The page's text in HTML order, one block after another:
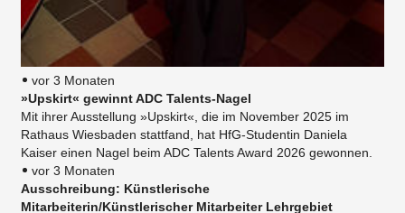
vor 3 Monaten
»Upskirt« gewinnt ADC Talents-Nagel
Mit ihrer Ausstellung »Upskirt«, die im November 2025 im
Rathaus Wiesbaden stattfand, hat HfG-Studentin Daniela
Kaiser einen Nagel beim ADC Talents Award 2026 gewonnen.
vor 3 Monaten
Ausschreibung: Künstlerische
Mitarbeiterin/Künstlerischer Mitarbeiter Lehrgebiet